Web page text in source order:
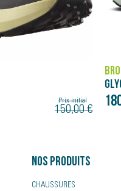
Nos produits
CHAUSSURES